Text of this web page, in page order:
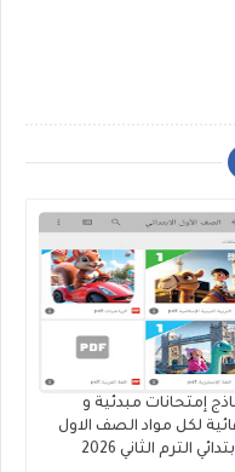
إمتحانات مبدئية و
لكل مواد الصف الاول
الترم الثاني 2026